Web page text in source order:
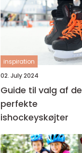
inspiration
02. July 2024
Guide til valg af de
perfekte
ishockeyskøjter